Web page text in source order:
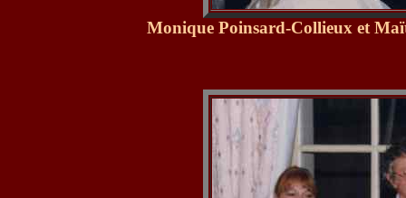
Monique Poinsard-Collieux et